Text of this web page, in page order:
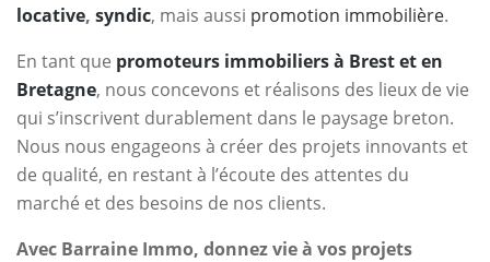
locative, syndic, mais aussi promotion immobilière.
En tant que promoteurs immobiliers à Brest et en
Bretagne, nous concevons et réalisons des lieux de vie
qui s’inscrivent durablement dans le paysage breton.
Nous nous engageons à créer des projets innovants et
de qualité, en restant à l’écoute des attentes du
marché et des besoins de nos clients.
Avec Barraine Immo, donnez vie à vos projets